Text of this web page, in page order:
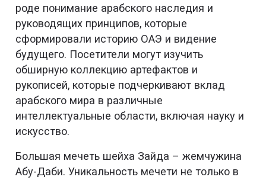
роде понимание арабского наследия и
руководящих принципов, которые
сформировали историю ОАЭ и видение
будущего. Посетители могут изучить
обширную коллекцию артефактов и
рукописей, которые подчеркивают вклад
арабского мира в различные
интеллектуальные области, включая науку и
искусство.
Большая мечеть шейха Зайда – жемчужина
Абу-Даби. Уникальность мечети не только в